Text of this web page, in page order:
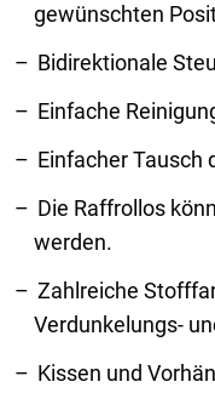
gewünschten
Bidirektionale
Einfache
Einfacher Tausch
Die Raffrollos
werden.
Zahlreiche
Verdunkelungs-
Kissen und